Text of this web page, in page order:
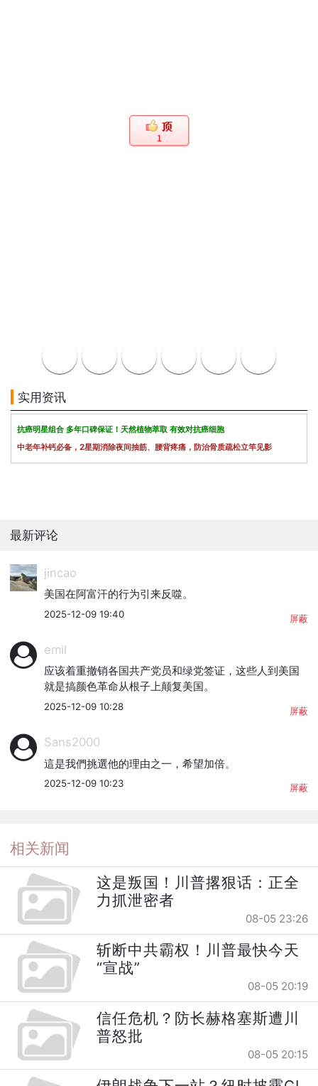
1
实用资讯
抗癌明星组合 多年口碑保证！天然植物萃取 有效对抗癌细胞
中老年补钙必备，2星期消除夜间抽筋、腰背疼痛，防治骨质疏松立竿见影
最新评论
jincao
美国在阿富汗的行为引来反噬。
2025-12-09 19:40 屏蔽
emil
应该着重撤销各国共产党员和绿党签证，这些人到美国
就是搞颜色革命从根子上颠复美国。
2025-12-09 10:28 屏蔽
Sans2000
這是我們挑選他的理由之一，希望加倍。
2025-12-09 10:23 屏蔽
相关新闻
这是叛国！川普撂狠话：正全
力抓泄密者
08-05 23:26
斩断中共霸权！川普最快今天
“宣战”
08-05 20:19
信任危机？防长赫格塞斯遭川
普怒批
08-05 20:15